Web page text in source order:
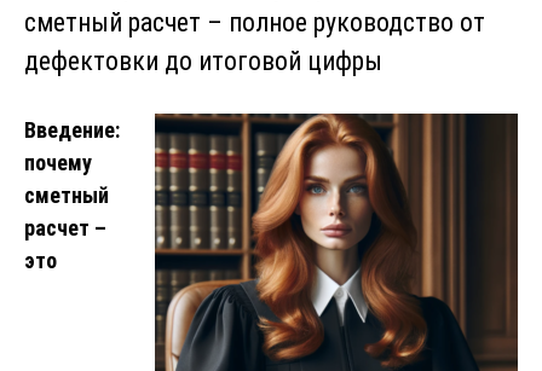
сметный расчет – полное руководство от
дефектовки до итоговой цифры
Введение:
почему
сметный
расчет –
это